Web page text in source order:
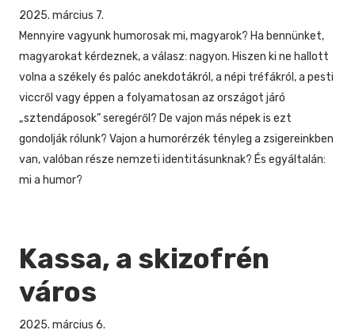
2025. március 7.
Mennyire vagyunk humorosak mi, magyarok? Ha bennünket,
magyarokat kérdeznek, a válasz: nagyon. Hiszen ki ne hallott
volna a székely és palóc anekdotákról, a népi tréfákról, a pesti
viccről vagy éppen a folyamatosan az országot járó
„sztendáposok” seregéről? De vajon más népek is ezt
gondolják rólunk? Vajon a humorérzék tényleg a zsigereinkben
van, valóban része nemzeti identitásunknak? És egyáltalán:
mi a humor?
Kassa, a skizofrén
város
2025. március 6.